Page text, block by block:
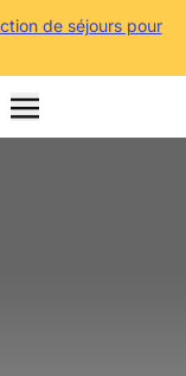
de séjours pour